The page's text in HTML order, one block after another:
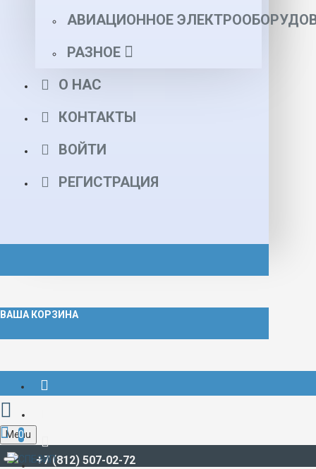
АВИАЦИОННОЕ
РАЗНОЕ
О НАС
КОНТАКТЫ
ВОЙТИ
РЕГИСТРАЦИЯ
ВАША КОРЗИНА
+7 (812) 507-02-72
Menu
0